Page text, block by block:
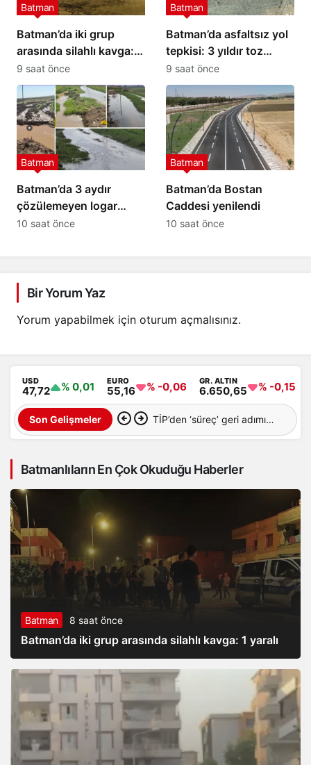
Batman’da iki grup
arasında silahlı kavga: 1
yaralı
Batman
9 saat önce
Batman’da asfaltsız yol
tepkisi: 3 yıldır toz
yutuyoruz
Batman
9 saat önce
Batman’da 3 aydır
çözülemeyen logar
sorunu: Mahalleli tepkili
Batman
10 saat önce
Batman’da Bostan
Caddesi yenilendi
Batman
10 saat önce
Bir Yorum Yaz
Yorum yapabilmek için oturum açmalısınız.
USD
47,72 % 0,01 EURO
55,16 % -0,06 GR. ALTIN
6.650,65 % -0,15
Son Gelişmeler TİP’den ‘süreç’ geri adımı:
Batmanlıların En Çok Okuduğu Haberler
Batman 8 saat önce
Batman’da iki grup arasında silahlı kavga: 1 yaralı